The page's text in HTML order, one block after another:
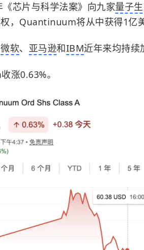
芯片与科学法案》向九家量子
，Quantinuum将从中获得1亿美
微软、 亚马逊和IBM近年来均持续
涨0.63%。